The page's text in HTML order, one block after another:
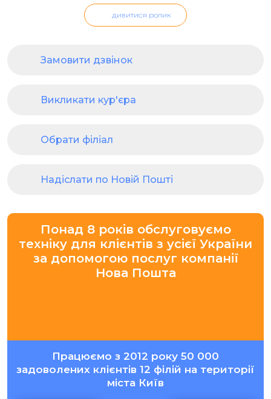
дивитися ролик
Замовити дзвінок
Викликати кур'єра
Обрати філіал
Надіслати по Новій Пошті
Понад 8 років обслуговуємо
техніку для клієнтів з усієї України
за допомогою послуг компанії
Нова Пошта
Працюємо з 2012 року 50 000
задоволених клієнтів 12 філій на території
міста Київ